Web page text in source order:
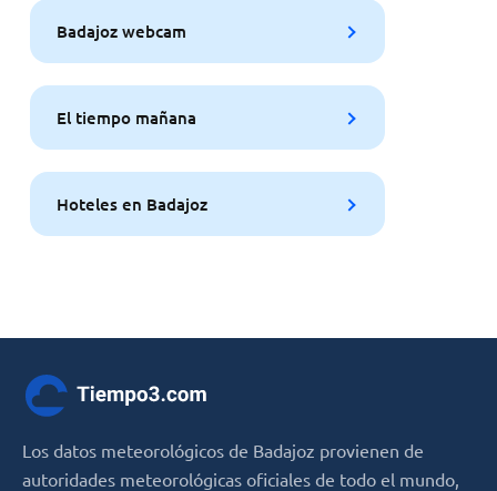
Badajoz webcam
El tiempo mañana
Hoteles en Badajoz
Los datos meteorológicos de Badajoz provienen de
autoridades meteorológicas oficiales de todo el mundo,